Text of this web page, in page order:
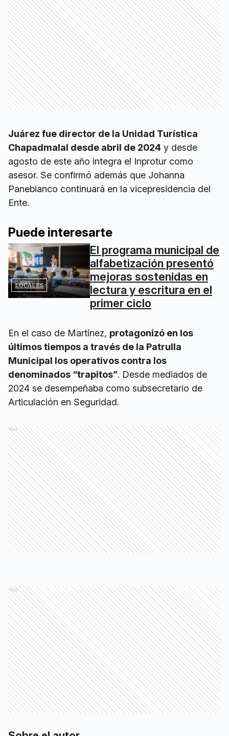
Juárez fue director de la Unidad Turística
Chapadmalal desde abril de 2024 y desde
agosto de este año integra el Inprotur como
asesor. Se confirmó además que Johanna
Panebianco continuará en la vicepresidencia del
Ente.
Puede interesarte
LOCALES
El programa municipal de
alfabetización presentó
mejoras sostenidas en
lectura y escritura en el
primer ciclo
En el caso de Martínez, protagonizó en los
últimos tiempos a través de la Patrulla
Municipal los operativos contra los
denominados “trapitos”. Desde mediados de
2024 se desempeñaba como subsecretario de
Articulación en Seguridad.
Ads
Ads